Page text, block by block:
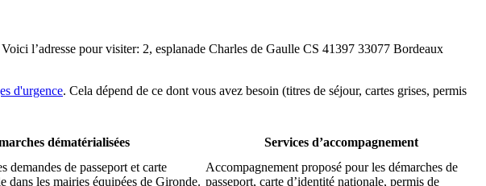
l’adresse pour visiter: 2, esplanade Charles de Gaulle CS 41397 33077 Bordeaux
d'urgence. Cela dépend de ce dont vous avez besoin (titres de séjour, cartes grises, permis
dématérialisées
Services d’accompagnement
demandes de passeport et carte
dans les mairies équipées de Gironde.
Accompagnement proposé pour les démarches de
passeport, carte d’identité nationale, permis de